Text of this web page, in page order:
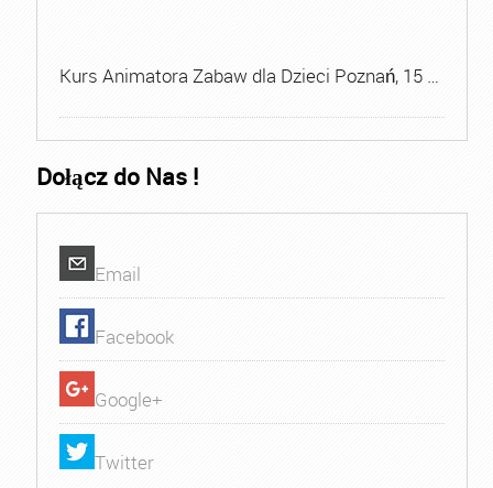
Kurs Animatora Zabaw dla Dzieci Poznań, 15 …
Dołącz do Nas !
Email
Facebook
Google+
Twitter